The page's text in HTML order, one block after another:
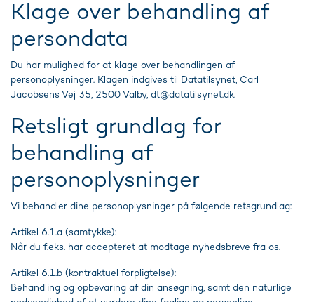
Klage over behandling af
persondata
Du har mulighed for at klage over behandlingen af
personoplysninger. Klagen indgives til Datatilsynet, Carl
Jacobsens Vej 35, 2500 Valby, dt@datatilsynet.dk.
Retsligt grundlag for
behandling af
personoplysninger
Vi behandler dine personoplysninger på følgende retsgrundlag:
Artikel 6.1.a (samtykke):
Når du f.eks. har accepteret at modtage nyhedsbreve fra os.
Artikel 6.1.b (kontraktuel forpligtelse):
Behandling og opbevaring af din ansøgning, samt den naturlige